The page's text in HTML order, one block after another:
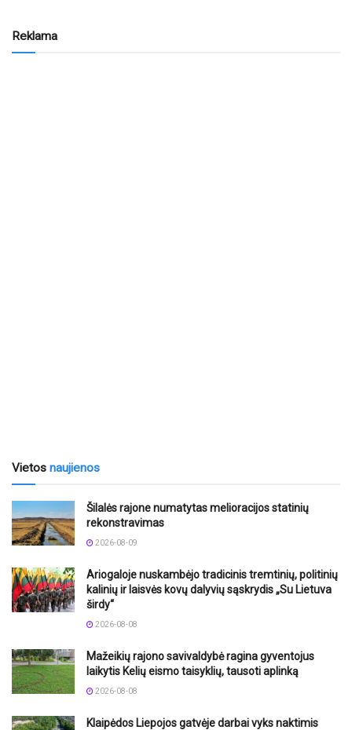
Reklama
Vietos naujienos
Šilalės rajone numatytas melioracijos statinių
rekonstravimas
2026-08-09
Ariogaloje nuskambėjo tradicinis tremtinių, politinių
kalinių ir laisvės kovų dalyvių sąskrydis „Su Lietuva
širdy“
2026-08-08
Mažeikių rajono savivaldybė ragina gyventojus
laikytis Kelių eismo taisyklių, tausoti aplinką
2026-08-08
Klaipėdos Liepojos gatvėje darbai vyks naktimis